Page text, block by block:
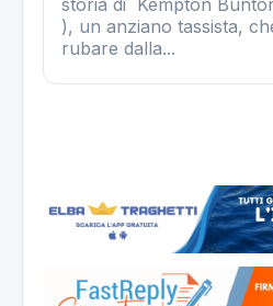
storia di Kempton
), un anziano tassista,
rubare dalla...